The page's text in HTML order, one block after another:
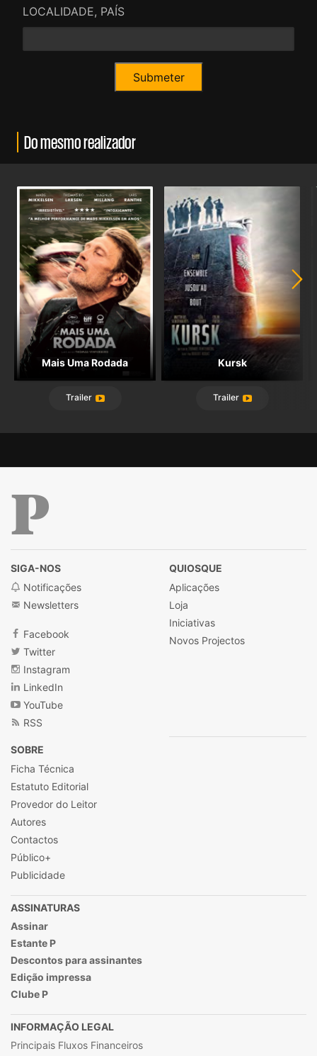
LOCALIDADE, PAÍS
Do mesmo realizador
Mais Uma Rodada
Trailer
Kursk
Trailer
SIGA-NOS
Notificações
Newsletters
Facebook
Twitter
Instagram
LinkedIn
YouTube
RSS
QUIOSQUE
Aplicações
Loja
Iniciativas
Novos Projectos
SOBRE
Ficha Técnica
Estatuto Editorial
Provedor do Leitor
Autores
Contactos
Público+
Publicidade
ASSINATURAS
Assinar
Estante P
Descontos para assinantes
Edição impressa
Clube P
INFORMAÇÃO LEGAL
Principais Fluxos Financeiros